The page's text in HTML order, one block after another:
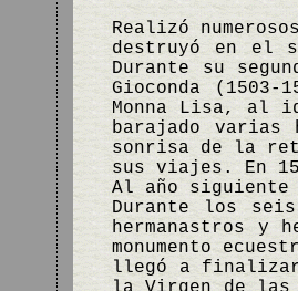
Realizó
destruyó en el
Durante su
Gioconda
Monna Lisa, al
barajado varias
sonrisa de la
sus viajes. En
Al año
Durante los
hermanastros y
monumento
llegó a finalizar,